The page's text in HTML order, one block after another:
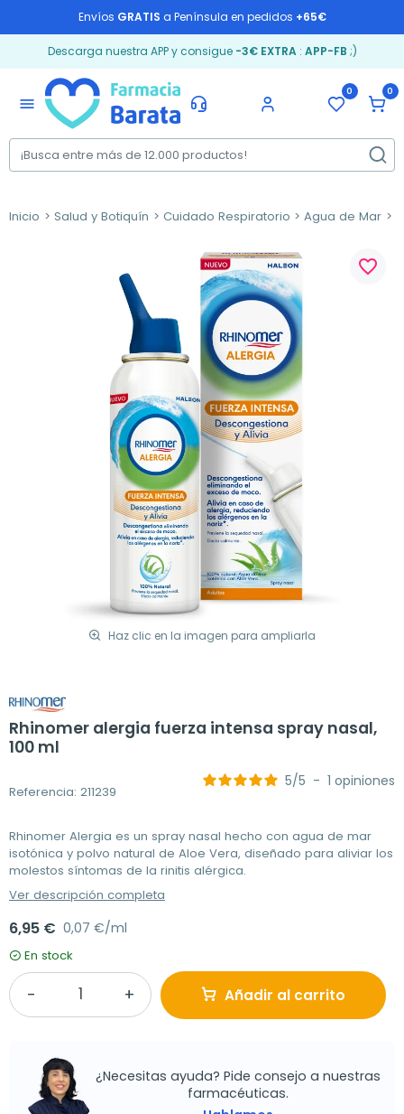
Envíos GRATIS a Península en pedidos +65€
Descarga nuestra APP y consigue -3€ EXTRA: APP-FB ;)
menu
0 0
Inicio Salud y Botiquín Cuidado Respiratorio Agua de Mar
Haz clic en la imagen para ampliarla
favorite_border
Rhinomer alergia fuerza intensa spray nasal,
100 ml
Referencia: 211239
5/5 - 1 opiniones
Rhinomer Alergia es un spray nasal hecho con agua de mar
isotónica y polvo natural de Aloe Vera, diseñado para aliviar los
molestos síntomas de la rinitis alérgica.
Ver descripción completa
6,95 € 0,07 €/ml
En stock
Añadir al carrito
¿Necesitas ayuda? Pide consejo a nuestras
farmacéuticas.